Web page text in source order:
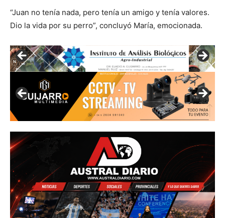
“Juan no tenía nada, pero tenía un amigo y tenía valores.
Dio la vida por su perro”, concluyó María, emocionada.